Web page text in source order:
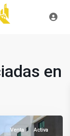
en
Venta Activa